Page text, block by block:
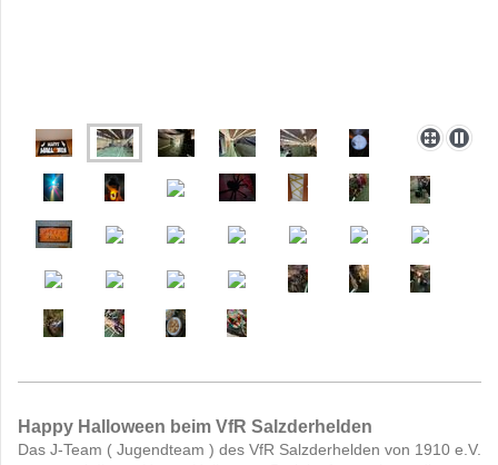
Happy Halloween beim VfR Salzderhelden
Das J-Team ( Jugendteam ) des VfR Salzderhelden von 1910 e.V.